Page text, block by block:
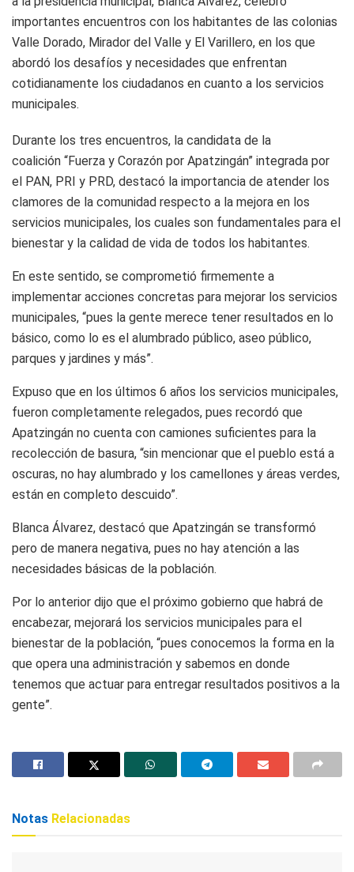
importantes encuentros con los habitantes de las colonias
Valle Dorado, Mirador del Valle y El Varillero, en los que
abordó los desafíos y necesidades que enfrentan
cotidianamente los ciudadanos en cuanto a los servicios
municipales.
Durante los tres encuentros, la candidata de la
coalición “Fuerza y Corazón por Apatzingán” integrada por
el PAN, PRI y PRD, destacó la importancia de atender los
clamores de la comunidad respecto a la mejora en los
servicios municipales, los cuales son fundamentales para el
bienestar y la calidad de vida de todos los habitantes.
En este sentido, se comprometió firmemente a
implementar acciones concretas para mejorar los servicios
municipales, “pues la gente merece tener resultados en lo
básico, como lo es el alumbrado público, aseo público,
parques y jardines y más”.
Expuso que en los últimos 6 años los servicios municipales,
fueron completamente relegados, pues recordó que
Apatzingán no cuenta con camiones suficientes para la
recolección de basura, “sin mencionar que el pueblo está a
oscuras, no hay alumbrado y los camellones y áreas verdes,
están en completo descuido”.
Blanca Álvarez, destacó que Apatzingán se transformó
pero de manera negativa, pues no hay atención a las
necesidades básicas de la población.
Por lo anterior dijo que el próximo gobierno que habrá de
encabezar, mejorará los servicios municipales para el
bienestar de la población, “pues conocemos la forma en la
que opera una administración y sabemos en donde
tenemos que actuar para entregar resultados positivos a la
gente”.
Notas Relacionadas